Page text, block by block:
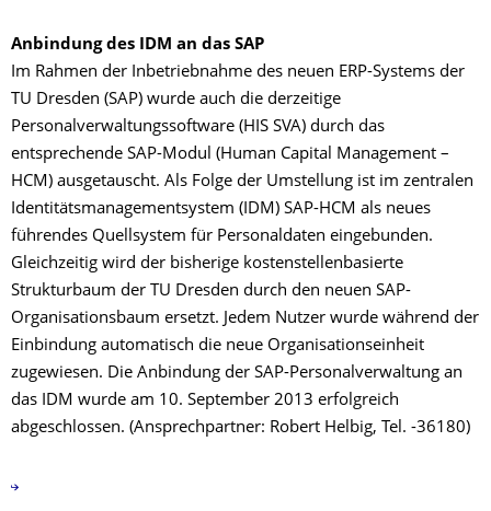
Anbindung des IDM an das SAP
Im Rahmen der Inbetriebnahme des neuen ERP-Systems der
TU Dresden (SAP) wurde auch die derzeitige
Personalverwaltungssoftware (HIS SVA) durch das
entsprechende SAP-Modul (Human Capital Management –
HCM) ausgetauscht. Als Folge der Umstellung ist im zentralen
Identitätsmanagementsystem (IDM) SAP-HCM als neues
führendes Quellsystem für Personaldaten eingebunden.
Gleichzeitig wird der bisherige kostenstellenbasierte
Strukturbaum der TU Dresden durch den neuen SAP-
Organisationsbaum ersetzt. Jedem Nutzer wurde während der
Einbindung automatisch die neue Organisationseinheit
zugewiesen. Die Anbindung der SAP-Personalverwaltung an
das IDM wurde am 10. September 2013 erfolgreich
abgeschlossen. (Ansprechpartner: Robert Helbig, Tel. -36180)